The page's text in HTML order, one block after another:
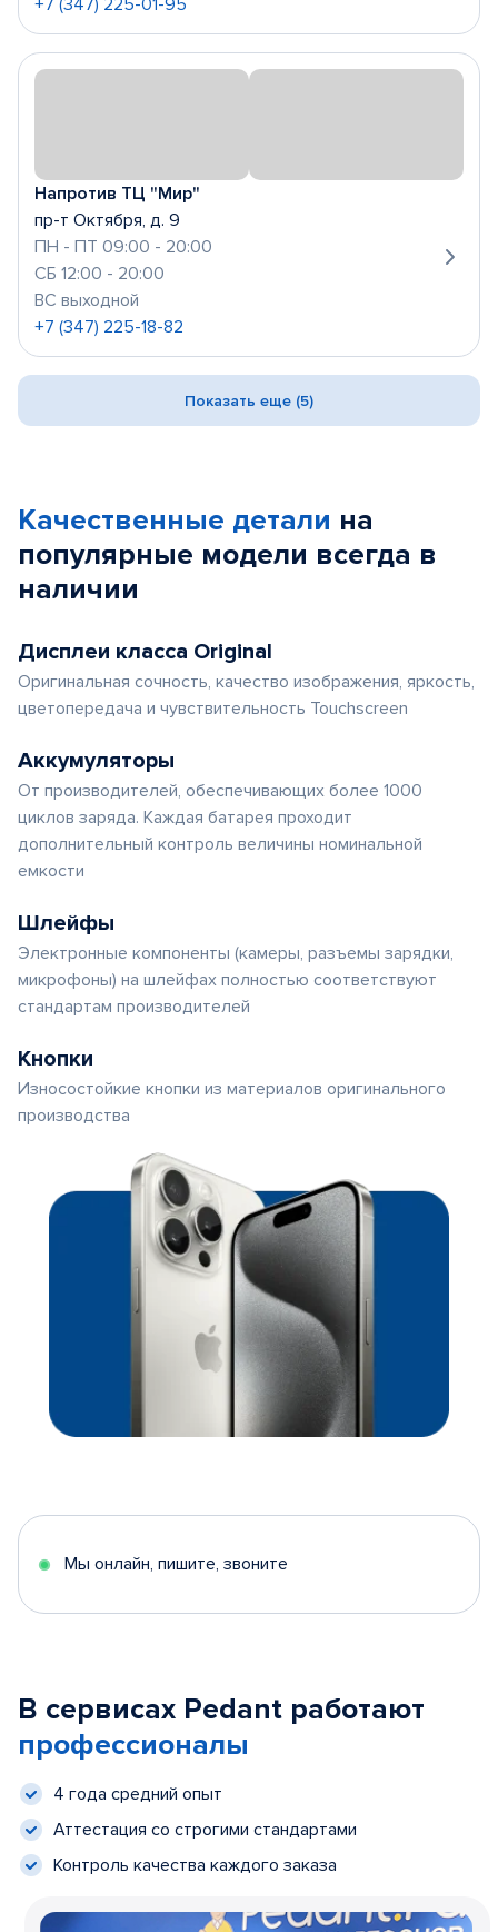
+7 (347) 225-01-95
Напротив ТЦ "Мир"
пр-т Октября, д. 9
ПН - ПТ 09:00 - 20:00
СБ 12:00 - 20:00
ВС выходной
+7 (347) 225-18-82
Показать еще (5)
Качественные детали на
популярные модели всегда в
наличии
Дисплеи класса Original
Оригинальная сочность, качество изображения, яркость,
цветопередача и чувствительность Touchscreen
Аккумуляторы
От производителей, обеспечивающих более 1000
циклов заряда. Каждая батарея проходит
дополнительный контроль величины номинальной
емкости
Шлейфы
Электронные компоненты (камеры, разъемы зарядки,
микрофоны) на шлейфах полностью соответствуют
стандартам производителей
Кнопки
Износостойкие кнопки из материалов оригинального
производства
Мы онлайн, пишите, звоните
В сервисах Pedant работают
профессионалы
4 года средний опыт
Аттестация со строгими стандартами
Контроль качества каждого заказа